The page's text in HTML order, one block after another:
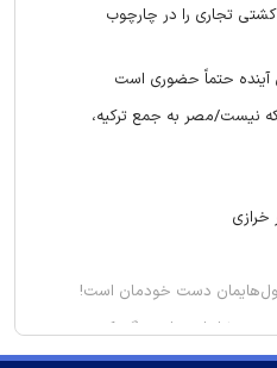
روز ۱۶۲ جنگ | سنتکام: آمریکا ۵۳ کشتی تجاری را در چارچوب
حتماً حضوری است
نیست/مصر به جمع ترکیه،
خرازی
پول‌هایمان دست خودمان است!
بشار اسد را دستگیر کرد